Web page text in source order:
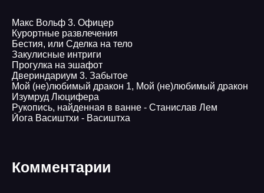
Макс Вольф 3. Офицер
Курортные развлечения
Бестия, или Сделка на тело
Закулисные интриги
Прогулка на эшафот
Двериндариум 3. Забытое
Мой (не)любимый дракон 1, Мой (не)любимый дракон
Изумруд Люцифера
Рукопись, найденная в ванне - Станислав Лем
Йога Васиштхи - Васиштха
Комментарии